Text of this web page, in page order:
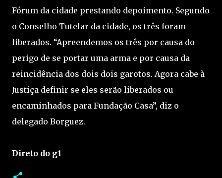
Fórum da cidade prestando depoimento. Segundo
o Conselho Tutelar da cidade, os três foram
liberados. “Apreendemos os três por causa do
perigo de se portar uma arma e por causa da
reincidência dos dois dois garotos. Agora cabe à
Justiça definir se eles serão liberados ou
encaminhados para Fundação Casa”, diz o
delegado Borguez.
Direto do g1